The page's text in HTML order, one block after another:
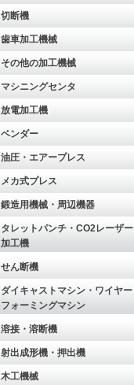
切断機
歯車加工機械
その他の加工機械
マシニングセンタ
放電加工機
ベンダー
油圧・エアープレス
メカ式プレス
鍛造用機械・周辺機器
タレットパンチ・CO2レーザー
加工機
せん断機
ダイキャストマシン・ワイヤー
フォーミングマシン
溶接・溶断機
射出成形機・押出機
木工機械